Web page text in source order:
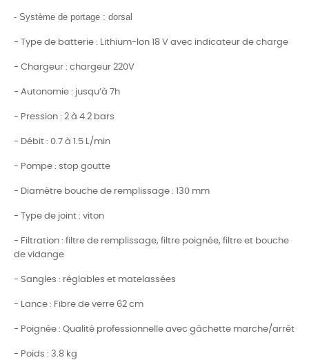
- Système de portage : dorsal
- Type de batterie : Lithium-lon 18 V avec indicateur de charge
- Chargeur : chargeur 220V
- Autonomie : jusqu’à 7h
- Pression : 2 à 4.2 bars
- Débit : 0.7 à 1.5 L/min
- Pompe : stop goutte
- Diamètre bouche de remplissage : 130 mm
- Type de joint : viton
- Filtration : filtre de remplissage, filtre poignée, filtre et bouche
de vidange
- Sangles : réglables et matelassées
- Lance : Fibre de verre 62 cm
- Poignée : Qualité professionnelle avec gâchette marche/arrêt
- Poids : 3.8 kg